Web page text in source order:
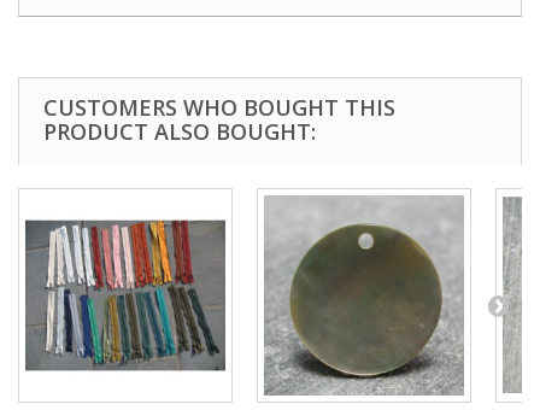
CUSTOMERS WHO BOUGHT THIS
PRODUCT ALSO BOUGHT: